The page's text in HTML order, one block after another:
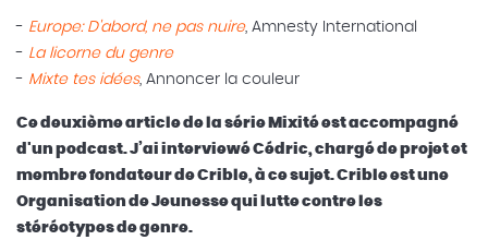
- Europe: D'abord, ne pas nuire, Amnesty International
- La licorne du genre
- Mixte tes idées, Annoncer la couleur
Ce deuxième article de la série Mixité est accompagné
d'un podcast. J’ai interviewé Cédric, chargé de projet et
membre fondateur de Crible, à ce sujet. Crible est une
Organisation de Jeunesse qui lutte contre les
stéréotypes de genre.